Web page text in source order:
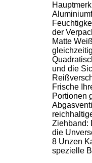
der
Matte
und die
Frische
Portionen
Ziehband:
die
8 Unzen
spezielle